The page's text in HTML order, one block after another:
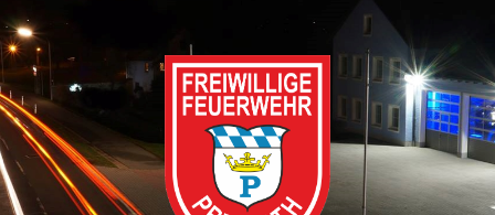
Zum
Inhalt
springen